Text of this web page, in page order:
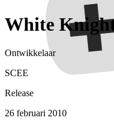
White
Ontwikkelaar
SCEE
Release
26 februari 2010